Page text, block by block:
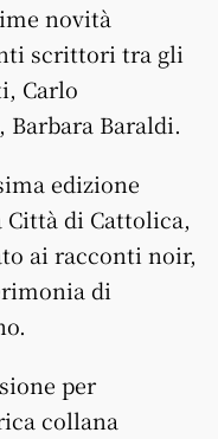
novità
scrittori tra gli
Carlo
Baraldi.
edizione
di Cattolica,
ai racconti noir,
di
per
collana